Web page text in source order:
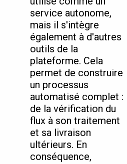
service autonome,
mais il s'intègre
également à d'autres
outils de la
plateforme. Cela
permet de construire
un processus
automatisé complet :
de la vérification du
flux à son traitement
et sa livraison
ultérieurs. En
conséquence,